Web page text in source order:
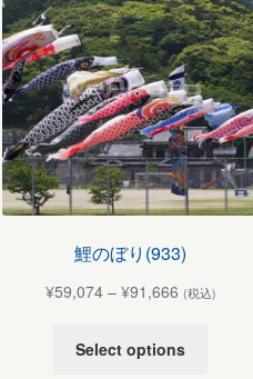
鯉のぼり(933)
¥59,074– ¥91,666 (税込)
Select options